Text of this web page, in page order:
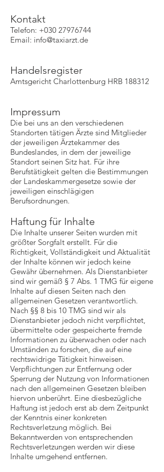
Kontakt
Telefon: +030 27976744
Email: info@taxiarzt.de
Handelsregister
Amtsgericht Charlottenburg HRB 188312
Impressum
Die bei uns an den verschiedenen
Standorten tätigen Ärzte sind Mitglieder
der jeweiligen Ärztekammer des
Bundeslandes, in dem der jeweilige
Standort seinen Sitz hat. Für ihre
Berufstätigkeit gelten die Bestimmungen
der Landeskammergesetze sowie der
jeweiligen einschlägigen
Berufsordnungen.
Haftung für Inhalte
Die Inhalte unserer Seiten wurden mit
größter Sorgfalt erstellt. Für die
Richtigkeit, Vollständigkeit und Aktualität
der Inhalte können wir jedoch keine
Gewähr übernehmen. Als Dienstanbieter
sind wir gemäß § 7 Abs. 1 TMG für eigene
Inhalte auf diesen Seiten nach den
allgemeinen Gesetzen verantwortlich.
Nach §§ 8 bis 10 TMG sind wir als
Dienstanbieter jedoch nicht verpflichtet,
übermittelte oder gespeicherte fremde
Informationen zu überwachen oder nach
Umständen zu forschen, die auf eine
rechtswidrige Tätigkeit hinweisen.
Verpflichtungen zur Entfernung oder
Sperrung der Nutzung von Informationen
nach den allgemeinen Gesetzen bleiben
hiervon unberührt. Eine diesbezügliche
Haftung ist jedoch erst ab dem Zeitpunkt
der Kenntnis einer konkreten
Rechtsverletzung möglich. Bei
Bekanntwerden von entsprechenden
Rechtsverletzungen werden wir diese
Inhalte umgehend entfernen.